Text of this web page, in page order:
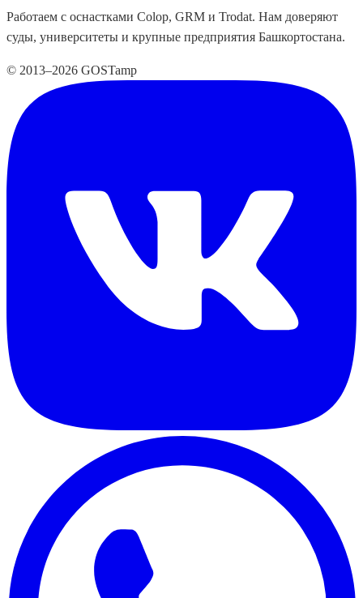
Работаем с оснастками Colop, GRM и Trodat. Нам доверяют
суды, университеты и крупные предприятия Башкортостана.
© 2013–2026 GOSTamp